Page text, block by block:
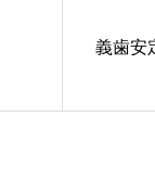
義歯安